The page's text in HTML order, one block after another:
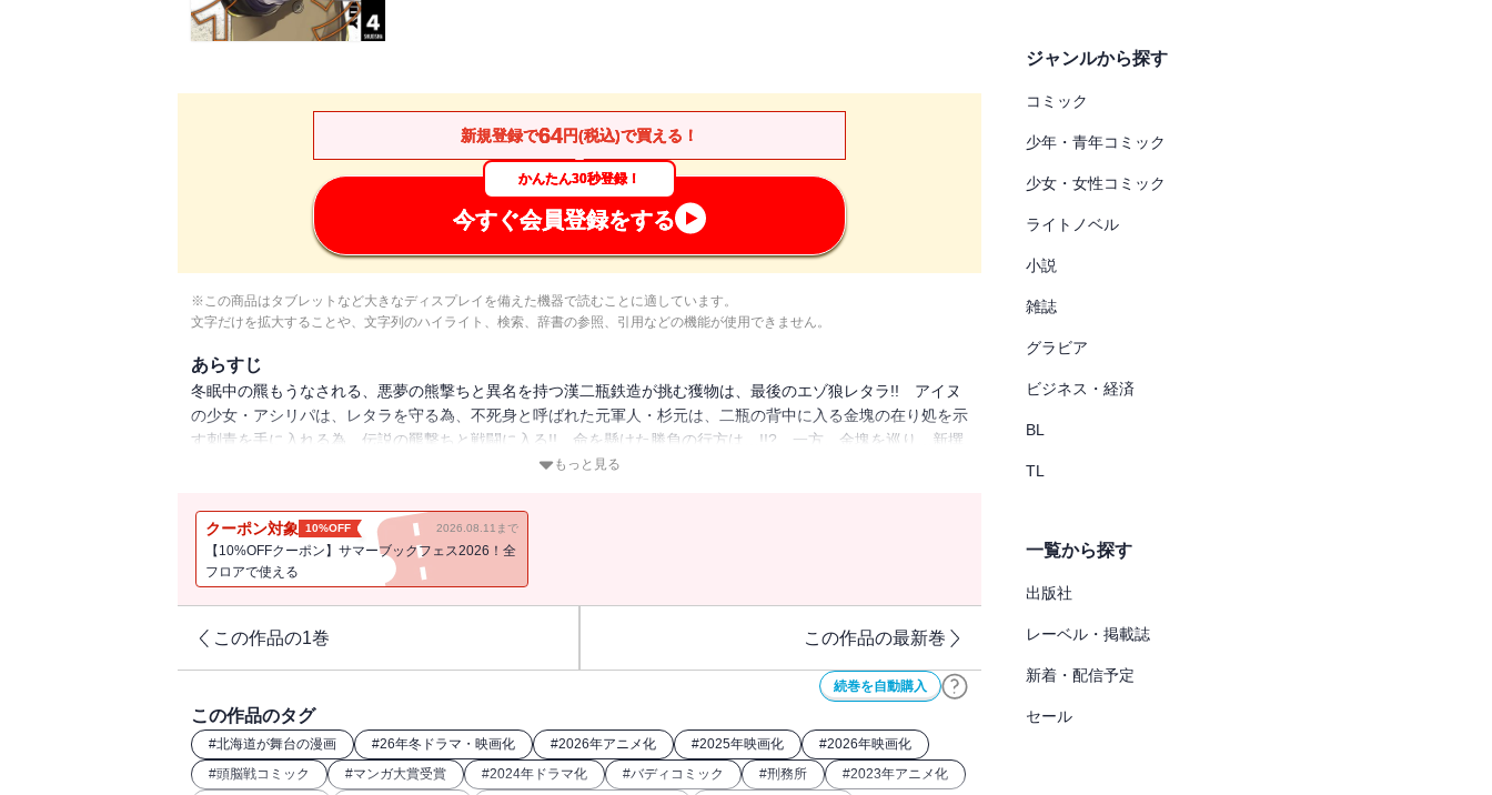
新規登録で64円(税込)で買える！
かんたん30秒登録！
今すぐ会員登録をする
※この商品はタブレットなど大きなディスプレイを備えた機器で読むことに適しています。
文字だけを拡大することや、文字列のハイライト、検索、辞書の参照、引用などの機能が使用できません。
あらすじ
冬眠中の羆もうなされる、悪夢の熊撃ちと異名を持つ漢二瓶鉄造が挑む獲物は、最後のエゾ狼レタラ!! アイヌ
の少女・アシリパは、レタラを守る為、不死身と呼ばれた元軍人・杉元は、二瓶の背中に入る金塊の在り処を示
す刺青を手に入れる為、伝説の羆撃ちと戦闘に入る!! 命を懸けた勝負の行方は…!!? 一方、金塊を巡り…新撰
組鬼の副長・土方歳三率いる死刑囚集団と二○三高地の英雄・鶴見中尉率いる第七師団が小樽で激突!!? 唐突
もっと見る
クーポン対象 10%OFF 2026.08.11まで
【10%OFFクーポン】サマーブックフェス2026！全
フロアで使える
この作品の1巻 この作品の最新巻
続巻を自動購入
この作品のタグ
#北海道が舞台の漫画 #26年冬ドラマ・映画化 #2026年アニメ化 #2025年映画化 #2026年映画化
#頭脳戦コミック #マンガ大賞受賞 #2024年ドラマ化 #バディコミック #刑務所 #2023年アニメ化
ジャンルから探す
コミック
少年・青年コミック
少女・女性コミック
ライトノベル
小説
雑誌
グラビア
ビジネス・経済
BL
TL
一覧から探す
出版社
レーベル・掲載誌
新着・配信予定
セール